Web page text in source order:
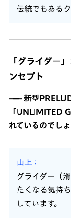
伝統でもある
「グライダー
ンセプト
新型
「UNLIMITED
れているのでしょ
山上
グライダー（
たくなる気持
しています。